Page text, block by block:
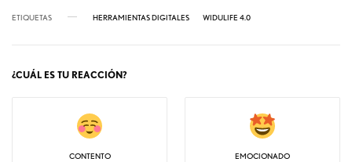
ETIQUETAS HERRAMIENTAS DIGITALES WIDULIFE 4.0
¿CUÁL ES TU REACCIÓN?
CONTENTO EMOCIONADO